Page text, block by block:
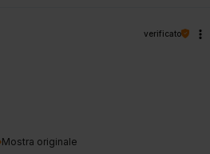
Mostra originale
verificato